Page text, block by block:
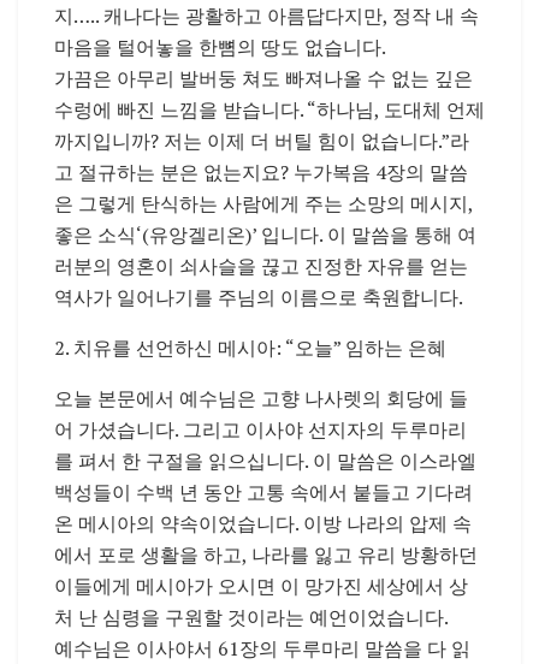
지….. 캐나다는 광활하고 아름답다지만, 정작 내 속
마음을 털어놓을 한뼘의 땅도 없습니다.
가끔은 아무리 발버둥 쳐도 빠져나올 수 없는 깊은
수렁에 빠진 느낌을 받습니다. “하나님, 도대체 언제
까지입니까? 저는 이제 더 버틸 힘이 없습니다.”라
고 절규하는 분은 없는지요? 누가복음 4장의 말씀
은 그렇게 탄식하는 사람에게 주는 소망의 메시지,
좋은 소식‘(유앙겔리온)’ 입니다. 이 말씀을 통해 여
러분의 영혼이 쇠사슬을 끊고 진정한 자유를 얻는
역사가 일어나기를 주님의 이름으로 축원합니다.
2. 치유를 선언하신 메시아: “오늘” 임하는 은혜
오늘 본문에서 예수님은 고향 나사렛의 회당에 들
어 가셨습니다. 그리고 이사야 선지자의 두루마리
를 펴서 한 구절을 읽으십니다. 이 말씀은 이스라엘
백성들이 수백 년 동안 고통 속에서 붙들고 기다려
온 메시아의 약속이었습니다. 이방 나라의 압제 속
에서 포로 생활을 하고, 나라를 잃고 유리 방황하던
이들에게 메시아가 오시면 이 망가진 세상에서 상
처 난 심령을 구원할 것이라는 예언이었습니다.
예수님은 이사야서 61장의 두루마리 말씀을 다 읽